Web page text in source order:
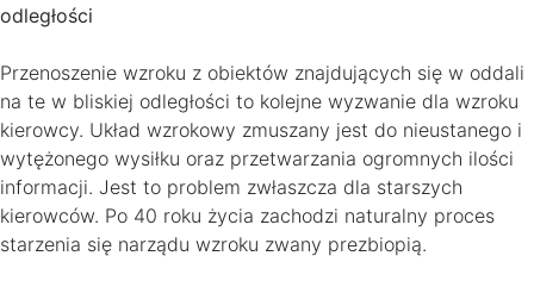
odległości
Przenoszenie wzroku z obiektów znajdujących się w oddali
na te w bliskiej odległości to kolejne wyzwanie dla wzroku
kierowcy. Układ wzrokowy zmuszany jest do nieustanego i
wytężonego wysiłku oraz przetwarzania ogromnych ilości
informacji. Jest to problem zwłaszcza dla starszych
kierowców. Po 40 roku życia zachodzi naturalny proces
starzenia się narządu wzroku zwany prezbiopią.